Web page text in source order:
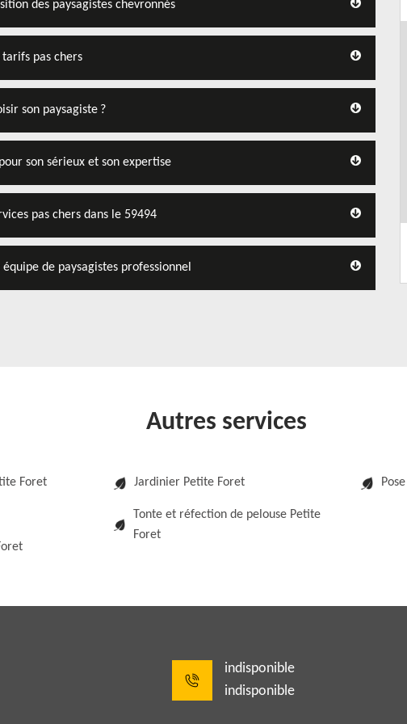
des paysagistes chevronnés
pas chers
son paysagiste ?
son sérieux et son expertise
pas chers dans le 59494
de paysagistes professionnel
Autres services
Foret Jardinier Petite Foret
Tonte et réfection de pelouse Petite
Foret
indisponible
indisponible